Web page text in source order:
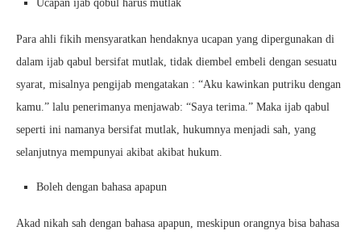
Ucapan ijab qobul harus mutlak
Para ahli fikih mensyaratkan hendaknya ucapan yang dipergunakan di
dalam ijab qabul bersifat mutlak, tidak diembel embeli dengan sesuatu
syarat, misalnya pengijab mengatakan : “Aku kawinkan putriku dengan
kamu.” lalu penerimanya menjawab: “Saya terima.” Maka ijab qabul
seperti ini namanya bersifat mutlak, hukumnya menjadi sah, yang
selanjutnya mempunyai akibat akibat hukum.
Boleh dengan bahasa apapun
Akad nikah sah dengan bahasa apapun, meskipun orangnya bisa bahasa